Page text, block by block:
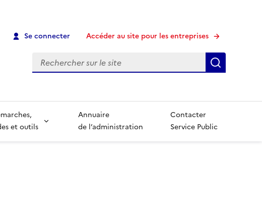
Se connecter Accéder au site pour les entreprises
Recherche
et outils
Annuaire
de l’administration
Contacter
Service Public